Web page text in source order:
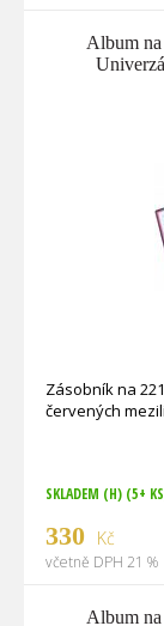
Album
Zásobník na
červených
SKLADEM (H) (5+
330 Kč
včetně DPH 21 %
Album